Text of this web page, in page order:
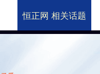
知名的股票配资助手官网
恒正网 相关话题